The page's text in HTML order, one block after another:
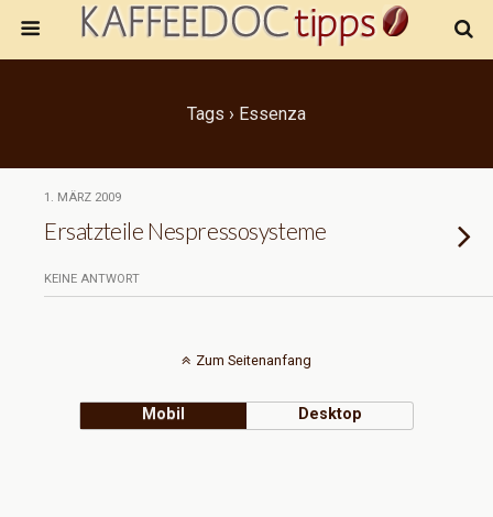
Tags › Essenza
1. MÄRZ 2009
Ersatzteile Nespressosysteme
KEINE ANTWORT
Zum Seitenanfang
Mobil Desktop